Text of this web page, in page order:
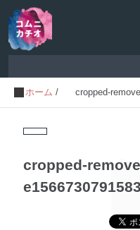
ホーム / cropped-
cropped-